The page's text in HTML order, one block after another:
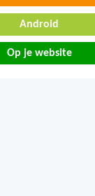
Android
Op je website